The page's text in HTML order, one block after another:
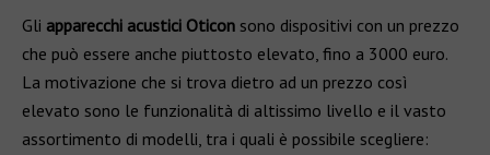
Gli apparecchi acustici Oticon sono dispositivi con un prezzo
che può essere anche piuttosto elevato, fino a 3000 euro.
La motivazione che si trova dietro ad un prezzo così
elevato sono le funzionalità di altissimo livello e il vasto
assortimento di modelli, tra i quali è possibile scegliere: